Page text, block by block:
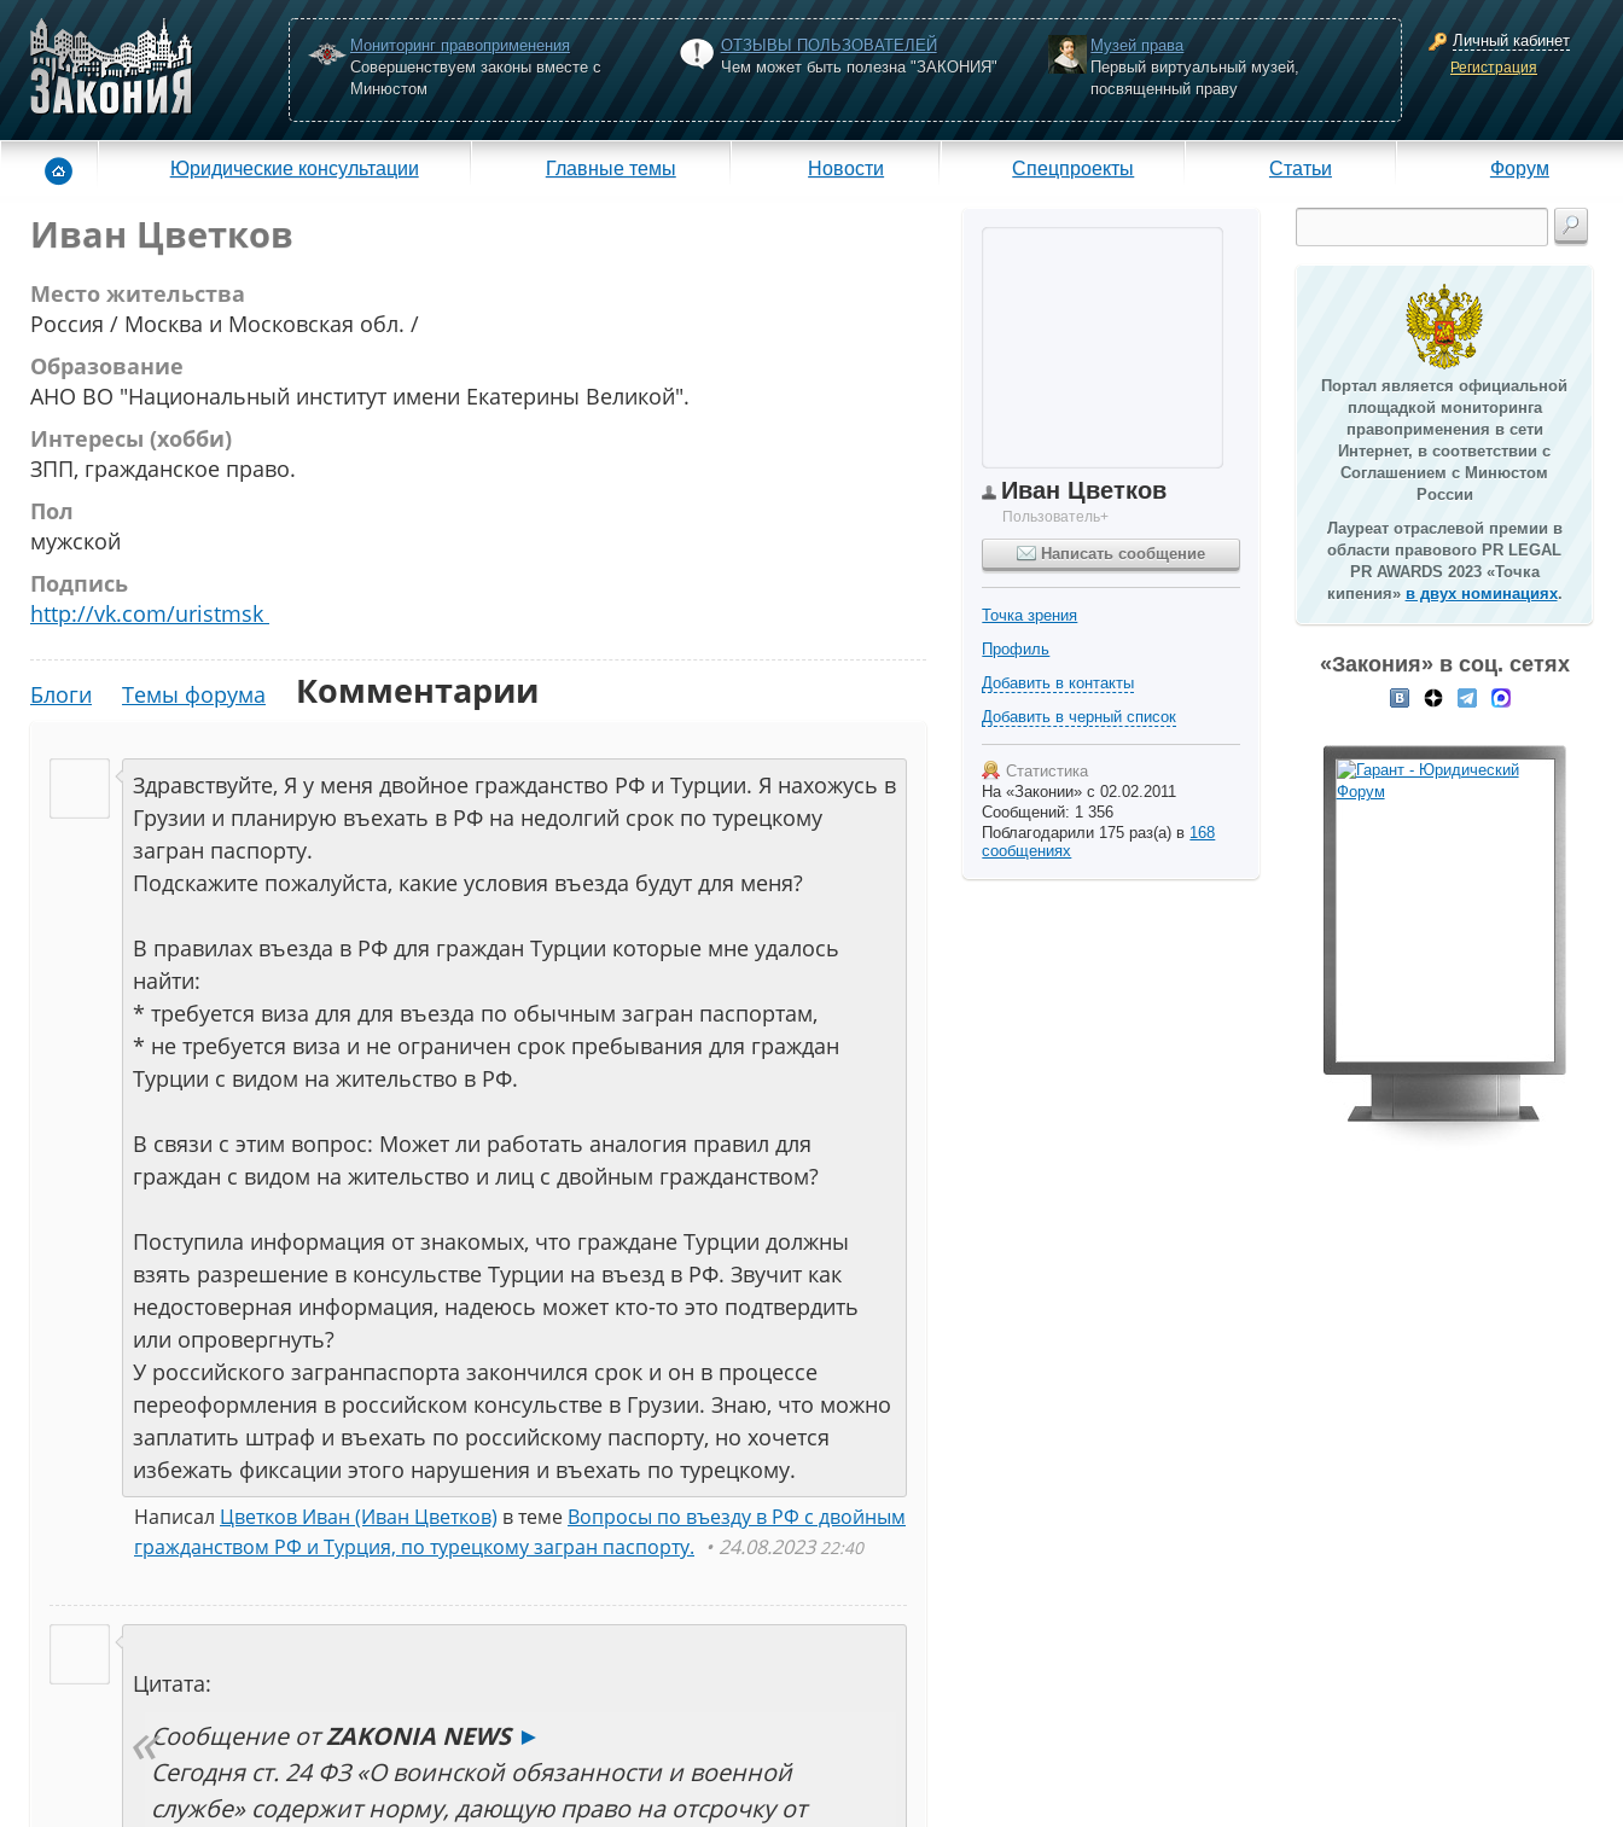
Мониторинг правоприменения
Совершенствуем законы вместе с
Минюстом
ОТЗЫВЫ ПОЛЬЗОВАТЕЛЕЙ
Чем может быть полезна "ЗАКОНИЯ"
Музей права
Первый виртуальный музей,
посвященный праву
Личный кабинет
Регистрация
Юридические консультации Главные темы Новости Спецпроекты Статьи Форум
Иван Цветков
Место жительства
Россия / Москва и Московская обл. /
Образование
АНО ВО "Национальный институт имени Екатерины Великой".
Интересы (хобби)
ЗПП, гражданское право.
Пол
мужской
Подпись
http://vk.com/uristmsk
Блоги Темы форума Комментарии
Здравствуйте, Я у меня двойное гражданство РФ и Турции. Я нахожусь в
Грузии и планирую въехать в РФ на недолгий срок по турецкому
загран паспорту.
Подскажите пожалуйста, какие условия въезда будут для меня?
В правилах въезда в РФ для граждан Турции которые мне удалось
найти:
* требуется виза для для въезда по обычным загран паспортам,
* не требуется виза и не ограничен срок пребывания для граждан
Турции с видом на жительство в РФ.
В связи с этим вопрос: Может ли работать аналогия правил для
граждан с видом на жительство и лиц с двойным гражданством?
Поступила информация от знакомых, что граждане Турции должны
взять разрешение в консульстве Турции на въезд в РФ. Звучит как
недостоверная информация, надеюсь может кто-то это подтвердить
или опровергнуть?
У российского загранпаспорта закончился срок и он в процессе
переоформления в российском консульстве в Грузии. Знаю, что можно
заплатить штраф и въехать по российскому паспорту, но хочется
избежать фиксации этого нарушения и въехать по турецкому.
Написал Цветков Иван (Иван Цветков) в теме Вопросы по въезду в РФ с двойным
гражданством РФ и Турция, по турецкому загран паспорту.
24.08.202322:40
Цитата:
Сообщение отZAKONIA NEWS ►
Сегодня ст. 24 ФЗ «О воинской обязанности и военной
службе» содержит норму, дающую право на отсрочку от
Иван Цветков
Пользователь+
Написать сообщение
Точка зрения
Профиль
Добавить в контакты
Добавить в черный список
Статистика
На «Законии» с 02.02.2011
Сообщений: 1 356
Поблагодарили 175 раз(а) в 168
сообщениях
Портал является официальной
площадкой мониторинга
правоприменения в сети
Интернет, в соответствии с
Соглашением с Минюстом
России
Лауреат отраслевой премии в
области правового PR LEGAL
PR AWARDS 2023 «Точка
кипения» в двух номинациях.
«Закония» в соц. сетях